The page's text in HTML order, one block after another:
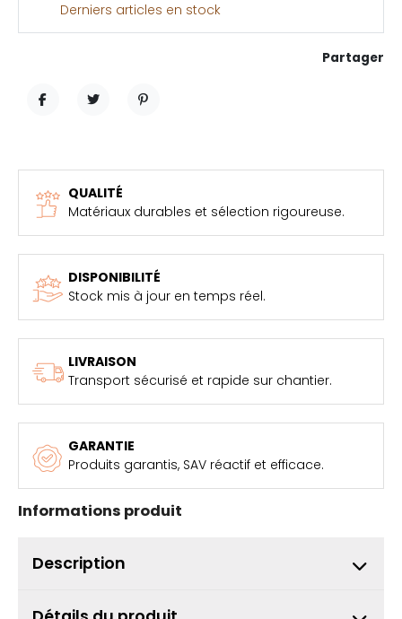
Derniers articles en stock
Partager
QUALITÉ
Matériaux durables et sélection rigoureuse.
DISPONIBILITÉ
Stock mis à jour en temps réel.
LIVRAISON
Transport sécurisé et rapide sur chantier.
GARANTIE
Produits garantis, SAV réactif et efficace.
Informations produit
Description